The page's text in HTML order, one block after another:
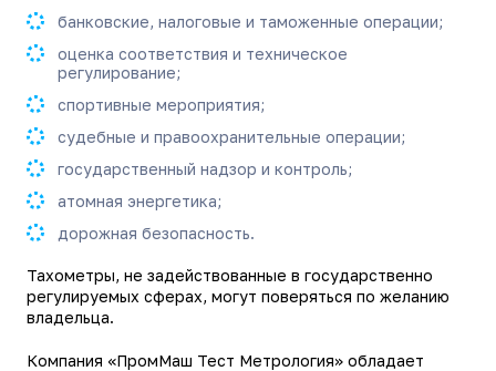
банковские, налоговые и таможенные операции;
оценка соответствия и техническое
регулирование;
спортивные мероприятия;
судебные и правоохранительные операции;
государственный надзор и контроль;
атомная энергетика;
дорожная безопасность.
Тахометры, не задействованные в государственно
регулируемых сферах, могут поверяться по желанию
владельца.
Компания «ПромМаш Тест Метрология» обладает